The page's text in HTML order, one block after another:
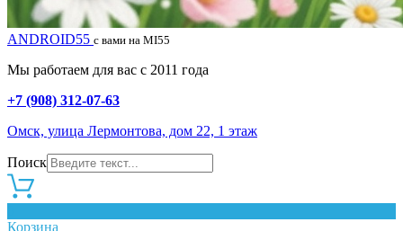
ANDROID55 с вами на MI55
Мы работаем для вас с 2011 года
+7 (908) 312-07-63
Омск, улица Лермонтова, дом 22, 1 этаж
Поиск
Корзина